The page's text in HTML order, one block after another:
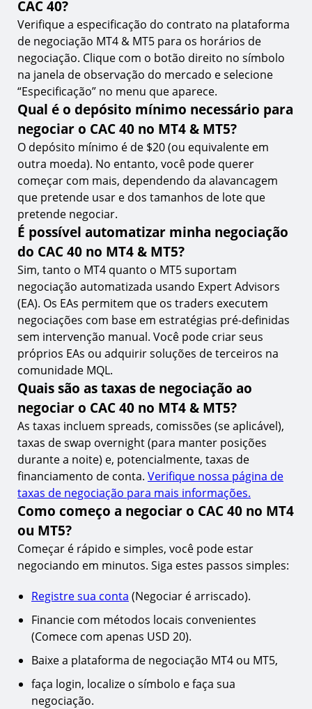
CAC 40?
Verifique a especificação do contrato na plataforma
de negociação MT4 & MT5 para os horários de
negociação. Clique com o botão direito no símbolo
na janela de observação do mercado e selecione
“Especificação” no menu que aparece.
Qual é o depósito mínimo necessário para
negociar o CAC 40 no MT4 & MT5?
O depósito mínimo é de $20 (ou equivalente em
outra moeda). No entanto, você pode querer
começar com mais, dependendo da alavancagem
que pretende usar e dos tamanhos de lote que
pretende negociar.
É possível automatizar minha negociação
do CAC 40 no MT4 & MT5?
Sim, tanto o MT4 quanto o MT5 suportam
negociação automatizada usando Expert Advisors
(EA). Os EAs permitem que os traders executem
negociações com base em estratégias pré-definidas
sem intervenção manual. Você pode criar seus
próprios EAs ou adquirir soluções de terceiros na
comunidade MQL.
Quais são as taxas de negociação ao
negociar o CAC 40 no MT4 & MT5?
As taxas incluem spreads, comissões (se aplicável),
taxas de swap overnight (para manter posições
durante a noite) e, potencialmente, taxas de
financiamento de conta. Verifique nossa página de
taxas de negociação para mais informações.
Como começo a negociar o CAC 40 no MT4
ou MT5?
Começar é rápido e simples, você pode estar
negociando em minutos. Siga estes passos simples:
Registre sua conta (Negociar é arriscado).
Financie com métodos locais convenientes
(Comece com apenas USD 20).
Baixe a plataforma de negociação MT4 ou MT5,
faça login, localize o símbolo e faça sua
negociação.